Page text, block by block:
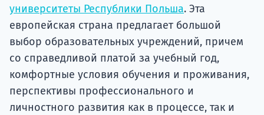
университеты Республики Польша. Эта
европейская страна предлагает большой
выбор образовательных учреждений, причем
со справедливой платой за учебный год,
комфортные условия обучения и проживания,
перспективы профессионального и
личностного развития как в процессе, так и